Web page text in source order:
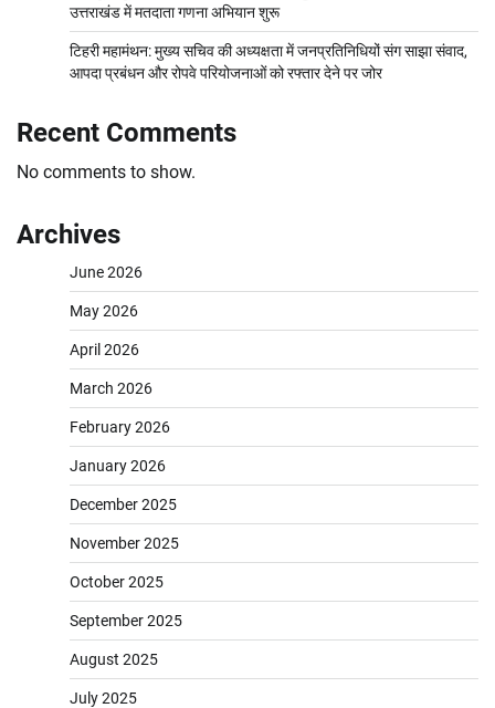
उत्तराखंड में मतदाता गणना अभियान शुरू
टिहरी महामंथन: मुख्य सचिव की अध्यक्षता में जनप्रतिनिधियों संग साझा संवाद,
आपदा प्रबंधन और रोपवे परियोजनाओं को रफ्तार देने पर जोर
Recent Comments
No comments to show.
Archives
June 2026
May 2026
April 2026
March 2026
February 2026
January 2026
December 2025
November 2025
October 2025
September 2025
August 2025
July 2025